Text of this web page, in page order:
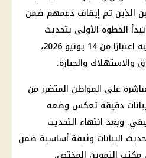
الذين تم إيقاف دعمهم ضمن
الخطوة الأولى بتحديث
اعتبارًا من 14 يونيو 2026،
والاستهلاك والحيازة.
على المواطن المتضرر من
دقيقة تعكس وضعه
وبعد انتهاء التحديث
البيانات وثيقة أساسية ضمن